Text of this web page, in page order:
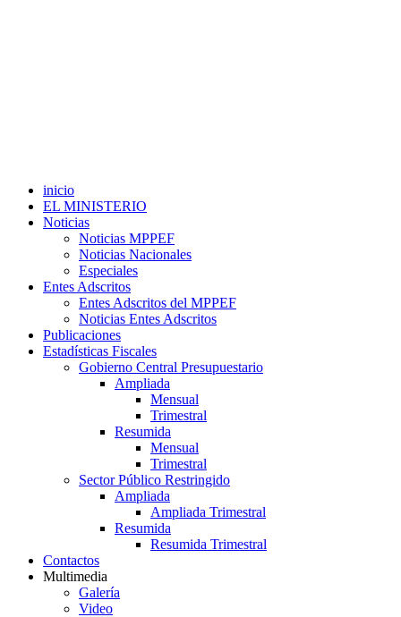
inicio
EL MINISTERIO
Noticias
Noticias MPPEF
Noticias Nacionales
Especiales
Entes Adscritos
Entes Adscritos del MPPEF
Noticias Entes Adscritos
Publicaciones
Estadísticas Fiscales
Gobierno Central Presupuestario
Ampliada
Mensual
Trimestral
Resumida
Mensual
Trimestral
Sector Público Restringido
Ampliada
Ampliada Trimestral
Resumida
Resumida Trimestral
Contactos
Multimedia
Galería
Video